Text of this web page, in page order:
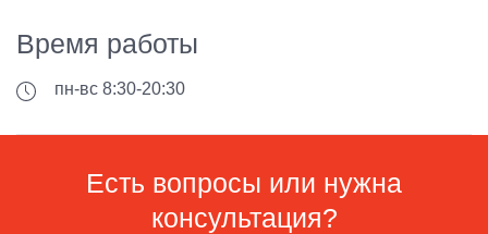
Время работы
пн-вс 8:30-20:30
Есть вопросы или нужна
консультация?